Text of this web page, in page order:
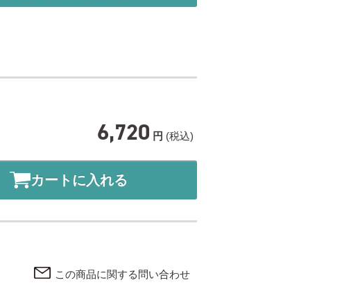
6,720 円 (税込)
カートに入れる
この商品に関する問い合わせ